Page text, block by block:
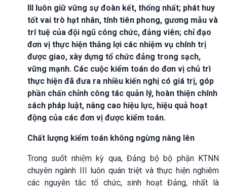
III luôn giữ vững sự đoàn kết, thống nhất; phát huy
tốt vai trò hạt nhân, tính tiên phong, gương mẫu và
trí tuệ của đội ngũ công chức, đảng viên; chỉ đạo
đơn vị thực hiện thắng lợi các nhiệm vụ chính trị
được giao, xây dựng tổ chức đảng trong sạch,
vững mạnh. Các cuộc kiểm toán do đơn vị chủ trì
thực hiện đã đưa ra nhiều kiến nghị có giá trị, góp
phần chấn chỉnh công tác quản lý, hoàn thiện chính
sách pháp luật, nâng cao hiệu lực, hiệu quả hoạt
động của các đơn vị được kiểm toán.
Chất lượng kiểm toán không ngừng nâng lên
Trong suốt nhiệm kỳ qua, Đảng bộ bộ phận KTNN
chuyên ngành III luôn quán triệt và thực hiện nghiêm
các nguyên tắc tổ chức, sinh hoạt Đảng, nhất là